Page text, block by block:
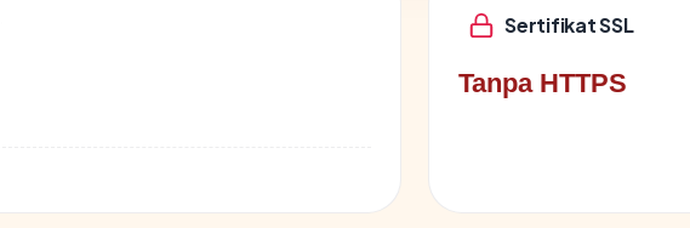
Sertifikat SSL
Tanpa HTTPS